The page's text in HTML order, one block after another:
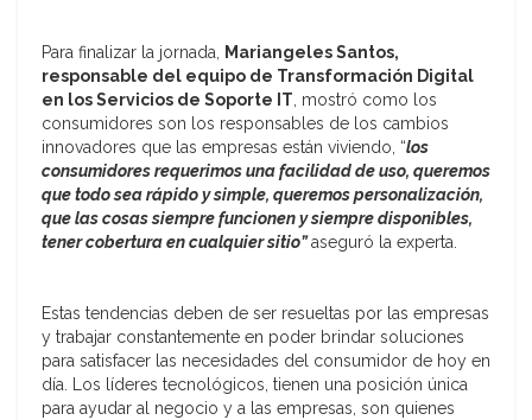
Para finalizar la jornada, Mariangeles Santos,
responsable del equipo de Transformación Digital
en los Servicios de Soporte IT, mostró como los
consumidores son los responsables de los cambios
innovadores que las empresas están viviendo, “los
consumidores requerimos una facilidad de uso, queremos
que todo sea rápido y simple, queremos personalización,
que las cosas siempre funcionen y siempre disponibles,
tener cobertura en cualquier sitio”aseguró la experta.
Estas tendencias deben de ser resueltas por las empresas
y trabajar constantemente en poder brindar soluciones
para satisfacer las necesidades del consumidor de hoy en
día. Los líderes tecnológicos, tienen una posición única
para ayudar al negocio y a las empresas, son quienes